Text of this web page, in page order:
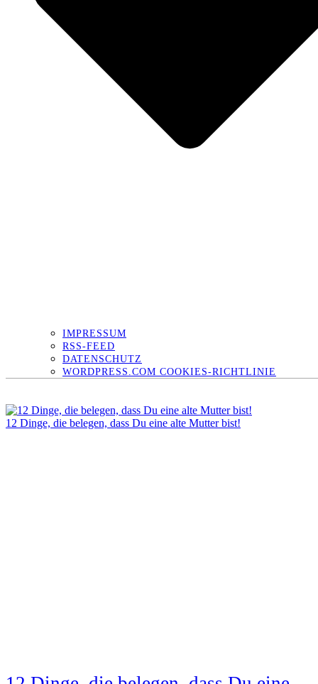
IMPRESSUM
RSS-FEED
DATENSCHUTZ
WORDPRESS.COM COOKIES-RICHTLINIE
12 Dinge, die belegen, dass Du eine alte Mutter bist!